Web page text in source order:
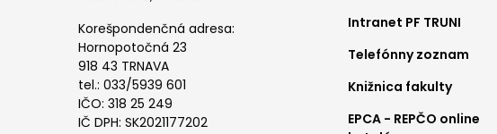
Korešpondenčná adresa:
Hornopotočná 23
918 43 TRNAVA
tel.: 033/5939 601
IČO: 318 25 249
IČ DPH: SK2021177202
1
Intranet PF TRUNI
Telefónny zoznam
Knižnica fakulty
EPCA - REPČO online